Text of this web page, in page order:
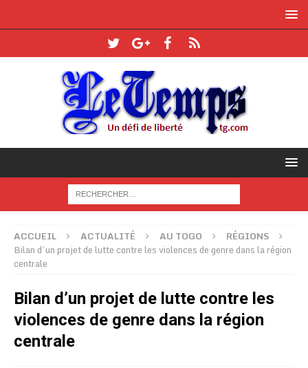
ACCUEIL ACTUALITÉ AU TOGO
RÉGIONS
Bilan d’un projet de lutte contre les violences de genre dans la région
centrale
Bilan d’un projet de lutte contre les
violences de genre dans la région
centrale